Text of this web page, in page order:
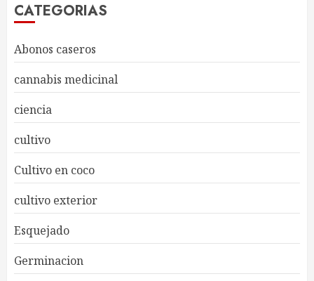
CATEGORIAS
Abonos caseros
cannabis medicinal
ciencia
cultivo
Cultivo en coco
cultivo exterior
Esquejado
Germinacion